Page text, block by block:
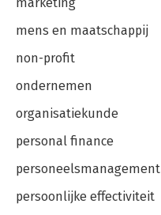
mens en maatschappij
non-profit
ondernemen
organisatiekunde
personal finance
personeelsmanagement
persoonlijke effectiviteit